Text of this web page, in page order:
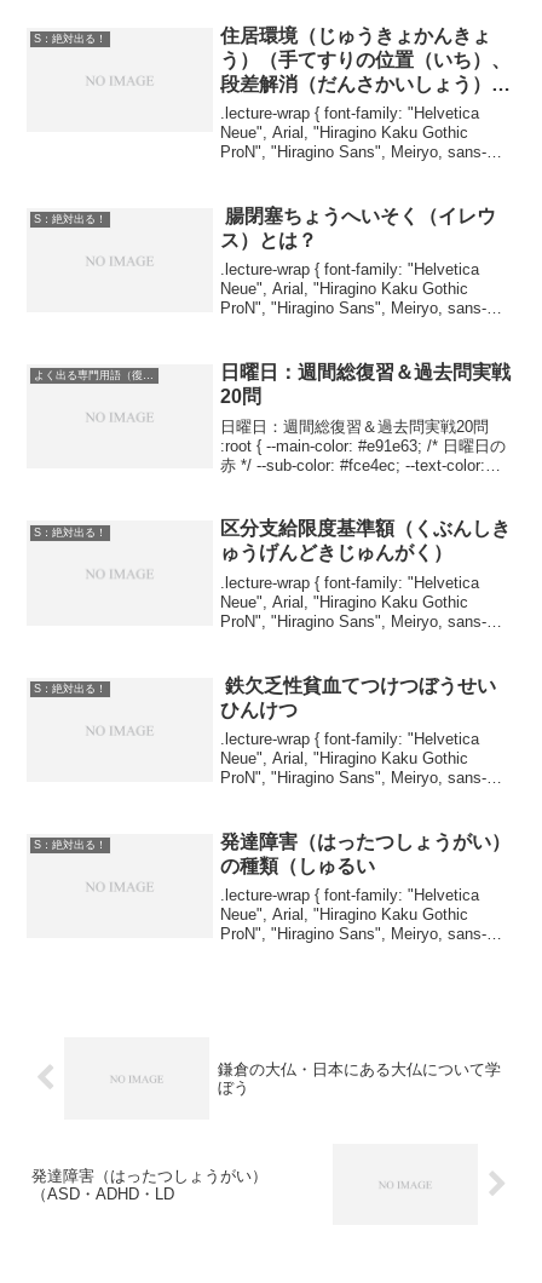
S：絶対出る！
住居環境（じゅうきょかんきょ
う）（手てすりの位置（いち）、
段差解消（だんさかいしょう）、
照明（しょうめい）、室温管理
（しつおんかんり）
.lecture-wrap { font-family: "Helvetica
Neue", Arial, "Hiragino Kaku Gothic
ProN", "Hiragino Sans", Meiryo, sans-
S：絶対出る！
腸閉塞ちょうへいそく（イレウ
ス）とは？
.lecture-wrap { font-family: "Helvetica
Neue", Arial, "Hiragino Kaku Gothic
ProN", "Hiragino Sans", Meiryo, sans-
よく出る専門用語（復習用）
日曜日：週間総復習＆過去問実戦
20問
日曜日：週間総復習＆過去問実戦20問
:root { --main-color: #e91e63; /* 日曜日の
赤 */ --sub-color: #fce4ec; --text-color:
S：絶対出る！
区分支給限度基準額（くぶんしき
ゅうげんどきじゅんがく）
.lecture-wrap { font-family: "Helvetica
Neue", Arial, "Hiragino Kaku Gothic
ProN", "Hiragino Sans", Meiryo, sans-
S：絶対出る！
鉄欠乏性貧血てつけつぼうせい
ひんけつ
.lecture-wrap { font-family: "Helvetica
Neue", Arial, "Hiragino Kaku Gothic
ProN", "Hiragino Sans", Meiryo, sans-
S：絶対出る！
発達障害（はったつしょうがい）
の種類（しゅるい
.lecture-wrap { font-family: "Helvetica
Neue", Arial, "Hiragino Kaku Gothic
ProN", "Hiragino Sans", Meiryo, sans-
鎌倉の大仏・日本にある大仏について学
ぼう
発達障害（はったつしょうがい）
（ASD・ADHD・LD